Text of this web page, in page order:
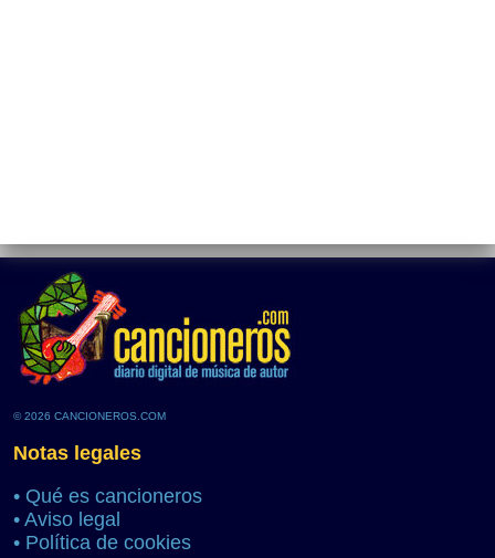
© 2026 CANCIONEROS.COM
Notas legales
• Qué es cancioneros
• Aviso legal
• Política de cookies